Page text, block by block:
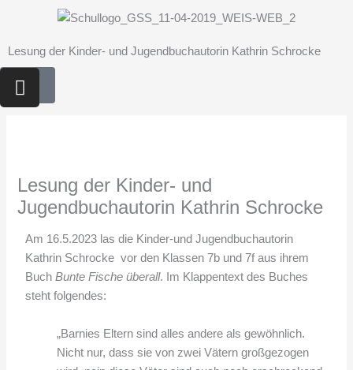
springen
Lesung der Kinder- und Jugendbuchautorin Kathrin Schrocke
I
n
g
r
a
m
Lesung der Kinder- und
Jugendbuchautorin Kathrin Schrocke
Am 16.5.2023 las die Kinder-und Jugendbuchautorin
Kathrin Schrocke vor den Klassen 7b und 7f aus ihrem
BuchBunte Fische überall. Im Klappentext des Buches
steht folgendes:
„Barnies Eltern sind alles andere als gewöhnlich.
Nicht nur, dass sie von zwei Vätern großgezogen